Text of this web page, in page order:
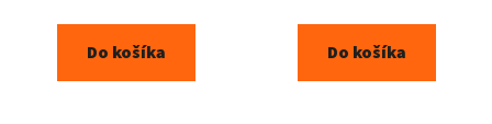
Do košíka Do košíka